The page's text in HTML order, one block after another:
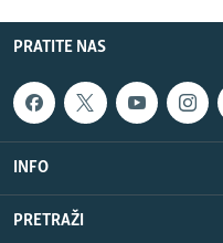
PRATITE NAS
INFO
PRETRAŽI